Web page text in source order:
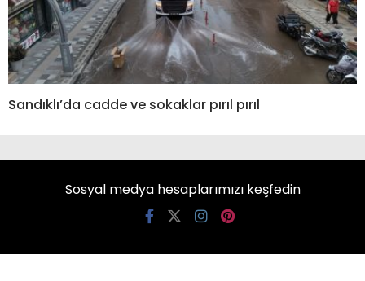
Sandıklı’da cadde ve sokaklar pırıl pırıl
Sosyal medya hesaplarımızı keşfedin